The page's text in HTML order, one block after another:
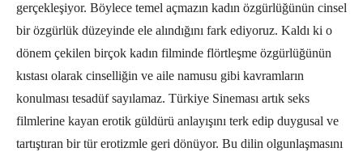
gerçekleşiyor. Böylece temel açmazın kadın özgürlüğünün cinsel
bir özgürlük düzeyinde ele alındığını fark ediyoruz. Kaldı ki o
dönem çekilen birçok kadın filminde flörtleşme özgürlüğünün
kıstası olarak cinselliğin ve aile namusu gibi kavramların
konulması tesadüf sayılamaz. Türkiye Sineması artık seks
filmlerine kayan erotik güldürü anlayışını terk edip duygusal ve
tartıştıran bir tür erotizmle geri dönüyor. Bu dilin olgunlaşmasını